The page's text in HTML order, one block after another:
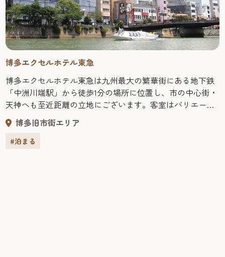
博多エクセルホテル東急
博多エクセルホテル東急は九州最大の繁華街にある地下鉄
「中洲川端駅」から徒歩1分の場所に位置し、市の中心街・
天神へも至近距離の立地にございます。客室はバリエー
ション豊かな全18タイプあり、全室高速インターネット完
備、32型以上液晶TVをご用意しております。併せてデュベ
スタイルの寝具、テンピュール社製コンフォートピローで
博多旧市街エリア
#泊まる